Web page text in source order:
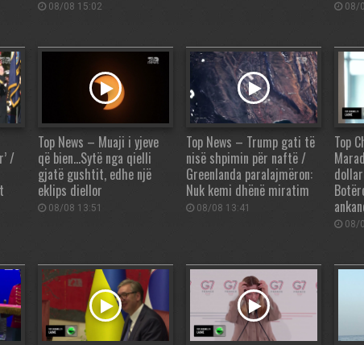
08/08 15:02 08/
/
Top News – Muaji i yjeve
që bien…Sytë nga qielli
gjatë gushtit, edhe një
eklips diellor
08/08 13:51
Top News – Trump gati të
nisë shpimin për naftë /
Greenlanda paralajmëron:
Nuk kemi dhënë miratim
08/08 13:41
Top
08/